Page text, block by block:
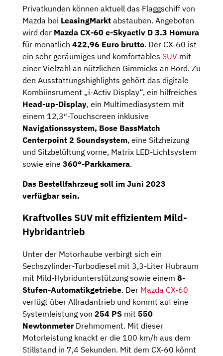
Privatkunden können aktuell das Flaggschiff von
Mazda bei LeasingMarkt abstauben. Angeboten
wird der Mazda CX-60 e-Skyactiv D 3.3 Homura
für monatlich 422,96 Euro brutto. Der CX-60 ist
ein sehr geräumiges und komfortables SUV mit
einer Vielzahl an nützlichen Gimmicks an Bord. Zu
den Ausstattungshighlights gehört das digitale
Kombiinsrument „i-Ac­tiv Dis­play“, ein hilfreiches
Head-up-Display, ein Multimediasystem mit
einem 12,3″-Touchscreen inklusive
Navigationssystem, Bose BassMatch
Centerpoint 2 Soundsystem, eine Sitzheizung
und Sitzbelüftung vorne, Matrix LED-Lichtsystem
sowie eine 360°-Parkkamera.
Das Bestellfahrzeug soll im Juni 2023
verfügbar sein.
Kraftvolles SUV mit effizientem Mild-
Hybridantrieb
Unter der Motorhaube verbirgt sich ein
Sechszylinder-Turbodiesel mit 3,3-Liter Hubraum
mit Mild-Hybridunterstützung sowie einem 8-
Stufen-Automatikgetriebe. Der Mazda CX-60
verfügt über Allradantrieb und kommt auf eine
Systemleistung von 254 PS mit 550
NewtonmeterDrehmoment. Mit dieser
Motorleistung knackt er die 100 km/h aus dem
Stillstand in 7,4 Sekunden. Mit dem CX-60 könnt